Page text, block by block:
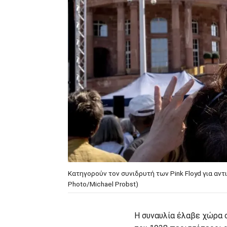
Κατηγορούν τον συνιδρυτή των Pink Floyd για
Photo/Michael Probst)
Η συναυλία έλαβε χώρα